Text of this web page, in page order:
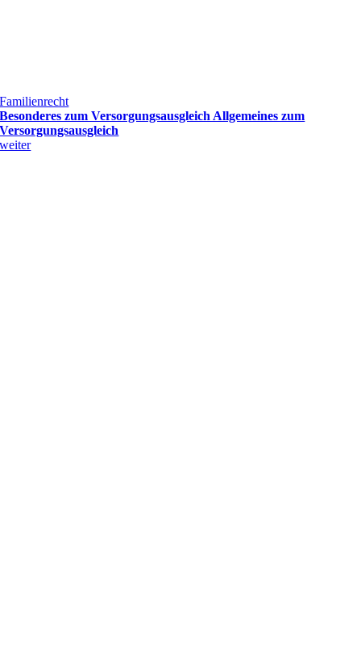
Familienrecht
Besonderes zum Versorgungsausgleich Allgemeines zum
Versorgungsausgleich
weiter